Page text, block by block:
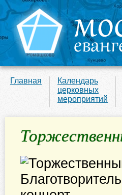
Главная
Календарь
церковных
мероприятий